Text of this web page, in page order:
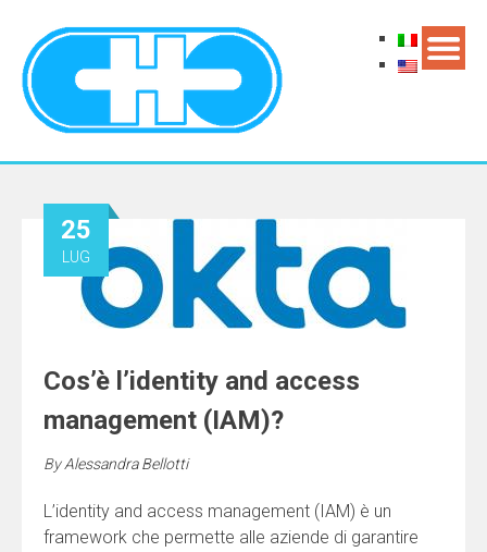
Cos’è l’identity and access
management (IAM)?
25
LUG
ByAlessandra Bellotti
L’identity and access management (IAM) è un
framework che permette alle aziende di garantire